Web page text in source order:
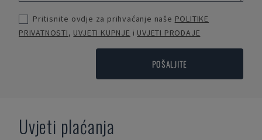
Pritisnite ovdje za prihvaćanje naše POLITIKE
PRIVATNOSTI, UVJETI KUPNJE i UVJETI PRODAJE
POŠALJITE
Uvjeti plaćanja